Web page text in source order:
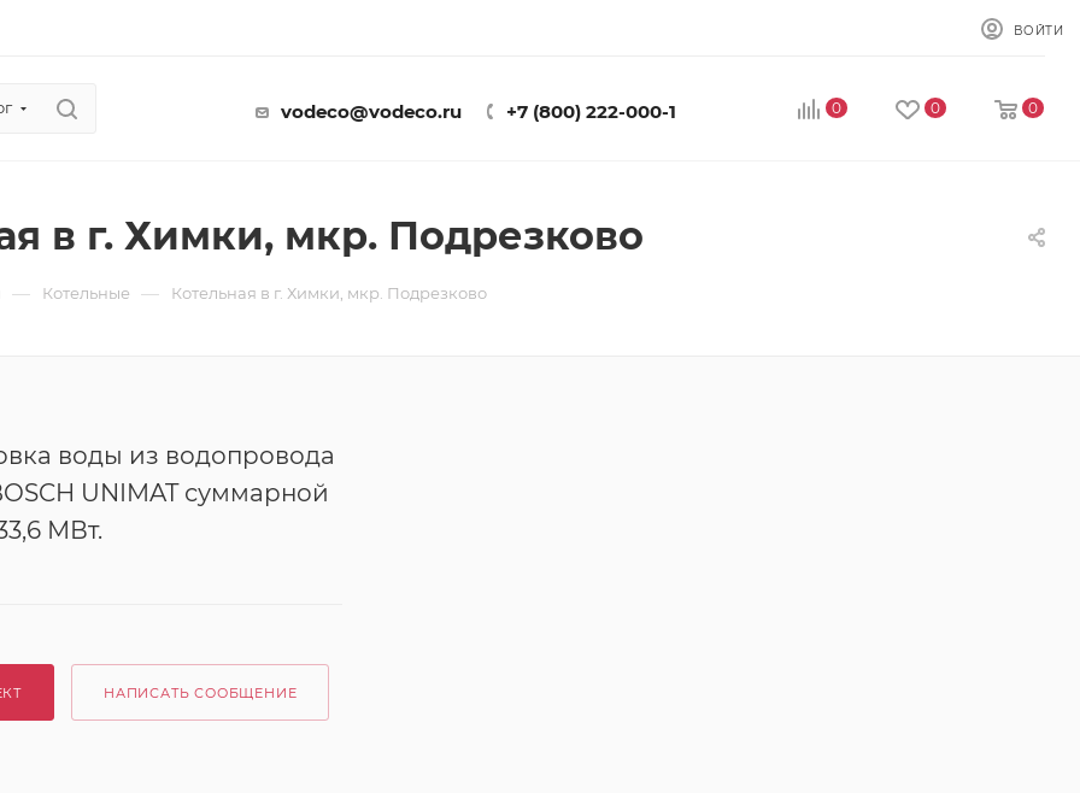
ВОЙТИ
vodeco@vodeco.ru +7 (800) 222-000-1 0 0 0
в г. Химки, мкр. Подрезково
— Котельные — Котельная в г. Химки, мкр. Подрезково
воды из водопровода
UNIMAT суммарной
МВт.
НАПИСАТЬ СООБЩЕНИЕ